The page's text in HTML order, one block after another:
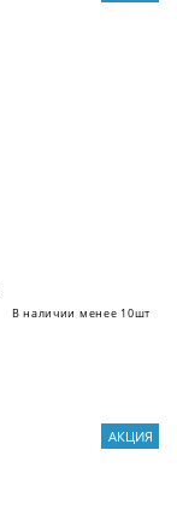
В наличии менее 10шт
АКЦИЯ